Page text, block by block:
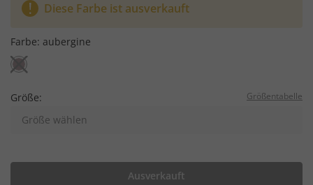
Diese Farbe ist ausverkauft
Farbe: aubergine
Größe: Größentabelle
Größe wählen
Ausverkauft